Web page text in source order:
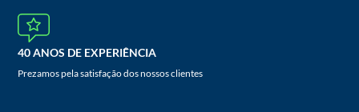
40 ANOS DE EXPERIÊNCIA
Prezamos pela satisfação dos nossos clientes